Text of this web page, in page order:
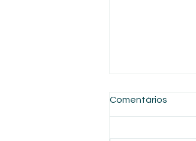
Comentários